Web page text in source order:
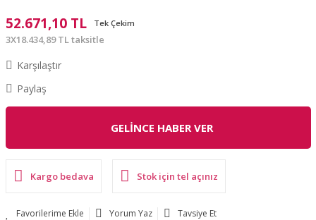
52.671,10 TL Tek Çekim
3X18.434,89 TL taksitle
Karşılaştır
Paylaş
GELİNCE HABER VER
Kargo bedava Stok için tel açınız
Yorum Yaz Tavsiye Et